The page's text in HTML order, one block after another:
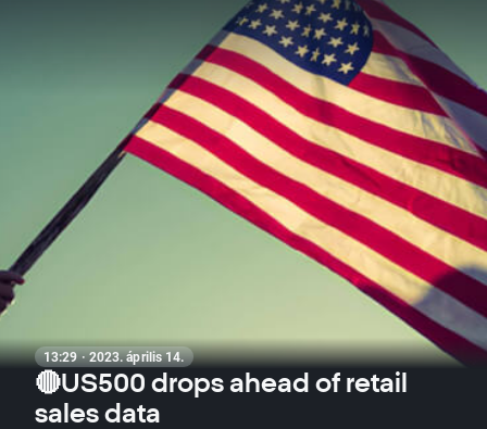
13:29 · 2023. április 14.
🔴US500 drops ahead of retail
sales data